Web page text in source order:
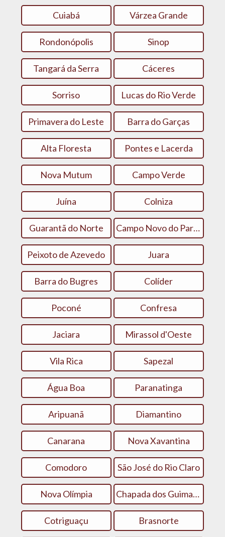
Cuiabá Várzea Grande
Rondonópolis Sinop
Tangará da Serra Cáceres
Sorriso Lucas do Rio Verde
Primavera do Leste Barra do Garças
Alta Floresta Pontes e Lacerda
Nova Mutum Campo Verde
Juína Colniza
Guarantã do Norte Campo Novo do Parecis
Peixoto de Azevedo Juara
Barra do Bugres Colíder
Poconé Confresa
Jaciara Mirassol d'Oeste
Vila Rica Sapezal
Água Boa Paranatinga
Aripuanã Diamantino
Canarana Nova Xavantina
Comodoro São José do Rio Claro
Nova Olímpia Chapada dos Guimarães
Cotriguaçu Brasnorte